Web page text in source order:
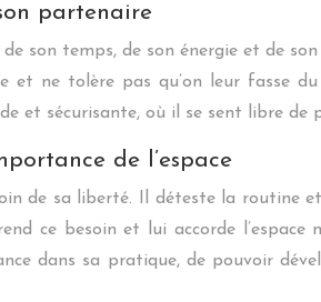
partenaire
son temps, de son énergie et de
et ne tolère pas qu’on leur
et sécurisante, où il se sent libre de
de l’espace
de sa liberté. Il déteste la routine
ce besoin et lui accorde
dans sa pratique, de pouvoir